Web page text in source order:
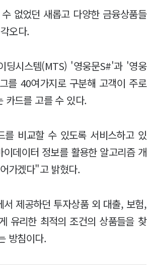
없었던 새롭고 다양한 금융상품들
오다.
딩시스템(MTS) '영웅문S#'과 '영웅
를 40여가지로 구분해 고객이 주로
카드를 고를 수 있다.
비교할 수 있도록 서비스하고 있
데이터 정보를 활용한 알고리즘 개
가겠다"고 밝혔다.
제공하던 투자상품 외 대출, 보험,
유리한 최적의 조건의 상품들을 찾
방침이다.